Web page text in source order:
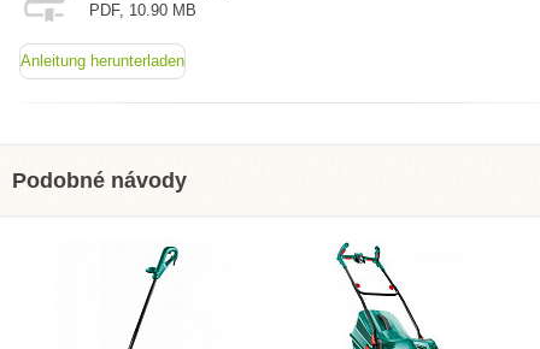
PDF, 10.90 MB
Anleitung herunterladen
Podobné návody